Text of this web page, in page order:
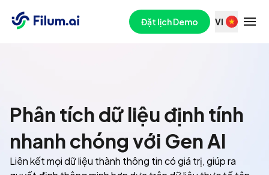
Đặt lịch Demo VI
Phân tích dữ liệu định tính
nhanh chóng với Gen AI
Liên kết mọi dữ liệu thành thông tin có giá trị, giúp ra